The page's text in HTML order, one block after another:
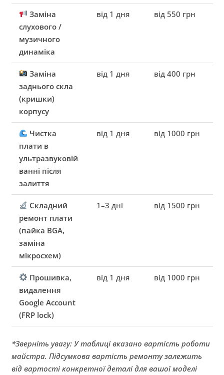
Заміна
слухового /
музичного
динаміка
від 1 дня від 550 грн
Заміна
заднього скла
(кришки)
корпусу
від 1 дня від 400 грн
Чистка
плати в
ультразвуковій
ванні після
залиття
від 1 дня від 1000 грн
Складний
ремонт плати
(пайка BGA,
заміна
мікросхем)
1–3 дні від 1500 грн
Прошивка,
видалення
Google Account
(FRP lock)
від 1 дня від 1000 грн
*Зверніть увагу: У таблиці вказано вартість роботи
майстра. Підсумкова вартість ремонту залежить
від вартості конкретної деталі для вашої моделі